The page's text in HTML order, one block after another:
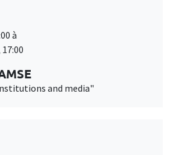
à
and media"